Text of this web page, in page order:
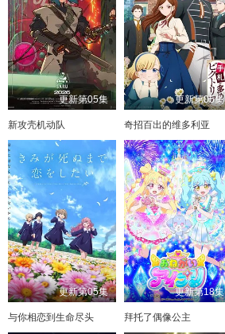
更新第05集
新攻壳机动队
更新第05集
奇招百出的维多利亚
更新第05集
与你相恋到生命尽头
更新第18集
拜托了偶像公主